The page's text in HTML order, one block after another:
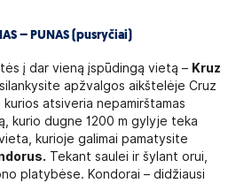
– PUNAS (pusryčiai)
į dar vieną įspūdingą vietą – Kruz
apžvalgos aikštelėje Cruz
kurios atsiveria nepamirštamas
kurio dugne 1200 m gylyje teka
kurioje galimai pamatysite
Tekant saulei ir šylant orui,
platybėse. Kondorai – didžiausi